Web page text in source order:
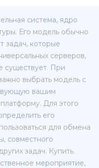
система, ядро
Его модель обычно
задач, которые
серверов,
существует. При
выбрать модель с
вашим
Для этого
его
для обмена
совместного
задач. Купить
мероприятие,